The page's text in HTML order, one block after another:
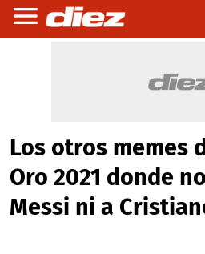
Los otros memes
Oro 2021 donde
Messi ni a